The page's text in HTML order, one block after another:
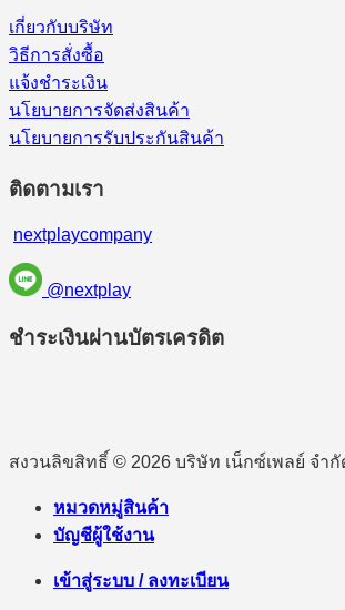
เกี่ยวกับบริษัท
วิธีการสั่งซื้อ
แจ้งชำระเงิน
นโยบายการจัดส่งสินค้า
นโยบายการรับประกันสินค้า
ติดตามเรา
nextplaycompany
@nextplay
ชำระเงินผ่านบัตรเครดิต
สงวนลิขสิทธิ์ © 2026 บริษัท เน็กซ์เพลย์ จำกั
หมวดหมู่สินค้า
บัญชีผู้ใช้งาน
เข้าสู่ระบบ / ลงทะเบียน